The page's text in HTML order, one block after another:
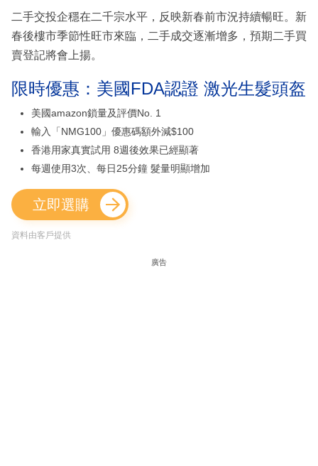
二手交投企穩在二千宗水平，反映新春前市況持續暢旺。新
春後樓市季節性旺市來臨，二手成交逐漸增多，預期二手買
賣登記將會上揚。
限時優惠：美國FDA認證 激光生髮頭盔
美國amazon鎖量及評價No. 1
輸入「NMG100」優惠碼額外減$100
香港用家真實試用 8週後效果已經顯著
每週使用3次、每日25分鐘 髮量明顯增加
立即選購
資料由客戶提供
廣告